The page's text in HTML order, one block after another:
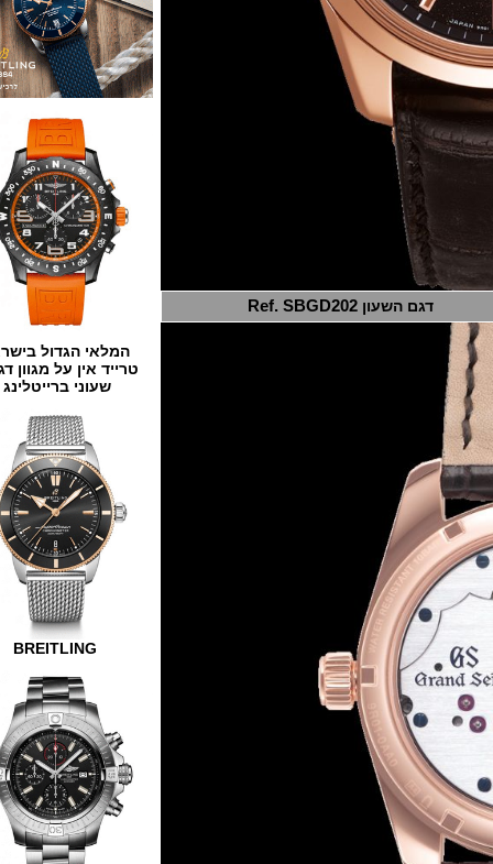
דגם השעוןRef. SBGD202
המלאי הגדול בישראל
טרייד אין על מגוון דגמים
שעוני ברייטלינג
BREITLING